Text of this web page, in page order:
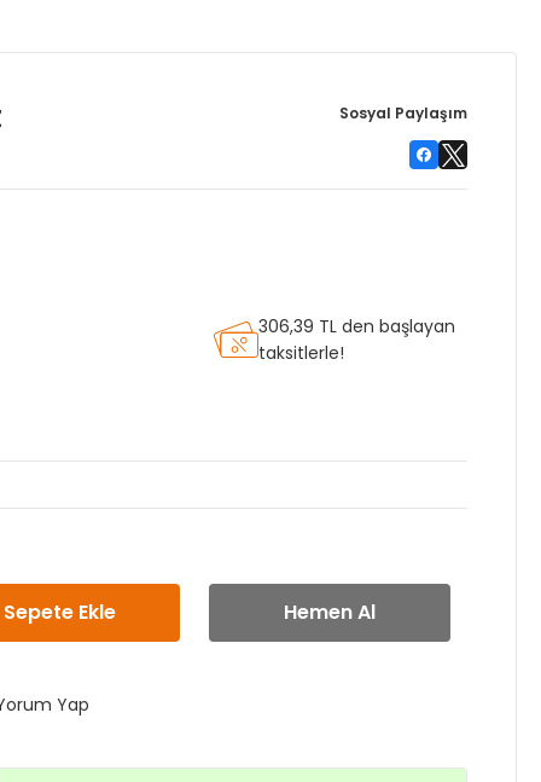
Sosyal Paylaşım
306,39 TL den başlayan
taksitlerle!
Sepete Ekle Hemen Al
Yap